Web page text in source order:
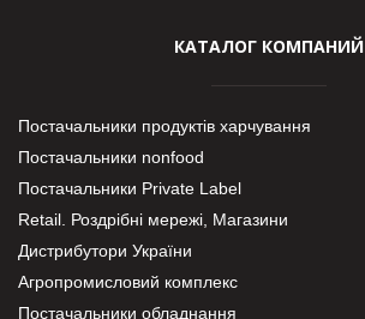
КАТАЛОГ КОМПАНИЙ
Постачальники продуктів харчування
Постачальники nonfood
Постачальники Private Label
Retail. Роздрібні мережі, Магазини
Дистрибутори України
Агропромисловий комплекс
Постачальники обладнання